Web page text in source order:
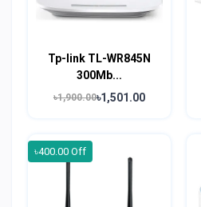
Tp-link TL-WR845N
300Mb...
৳1,900.00৳1,501.00
৳400.00 Off